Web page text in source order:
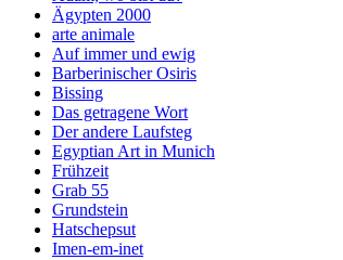
Ägypten 2000
arte animale
Auf immer und ewig
Barberinischer Osiris
Bissing
Das getragene Wort
Der andere Laufsteg
Egyptian Art in Munich
Frühzeit
Grab 55
Grundstein
Hatschepsut
Imen-em-inet